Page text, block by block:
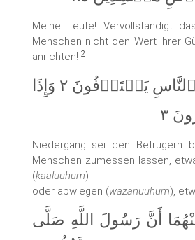
Meine Leute! Vervollständigt
Menschen nicht den Wert ihrer
anrichten! 2
وَيۡلٞ لِّلۡمُطَفِّفِينَ ١ ٱلَّذِينَ إِذَا ٱكۡتَالُواْ عَلَى ٱلنَّاسِ يَسۡتَوۡفُونَ ٢ وَإِذَا
٣
Niedergang sei den Betrügern
Menschen zumessen lassen,
(kaaluuhum)
oder abwiegen (wazanuuhum),
أَنَّ رَسُولَ اللَّهِ صَلَّى